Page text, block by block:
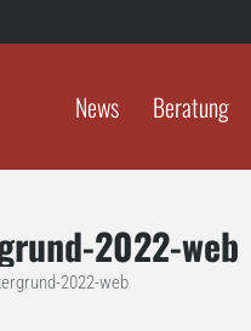
News Beratung
2022-web
hier:2022-web